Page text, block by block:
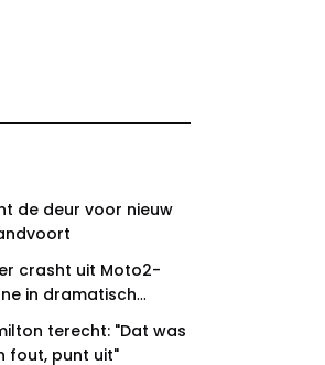
de deur voor nieuw
crasht uit Moto2-
in dramatisch
terecht: "Dat was
fout, punt uit"